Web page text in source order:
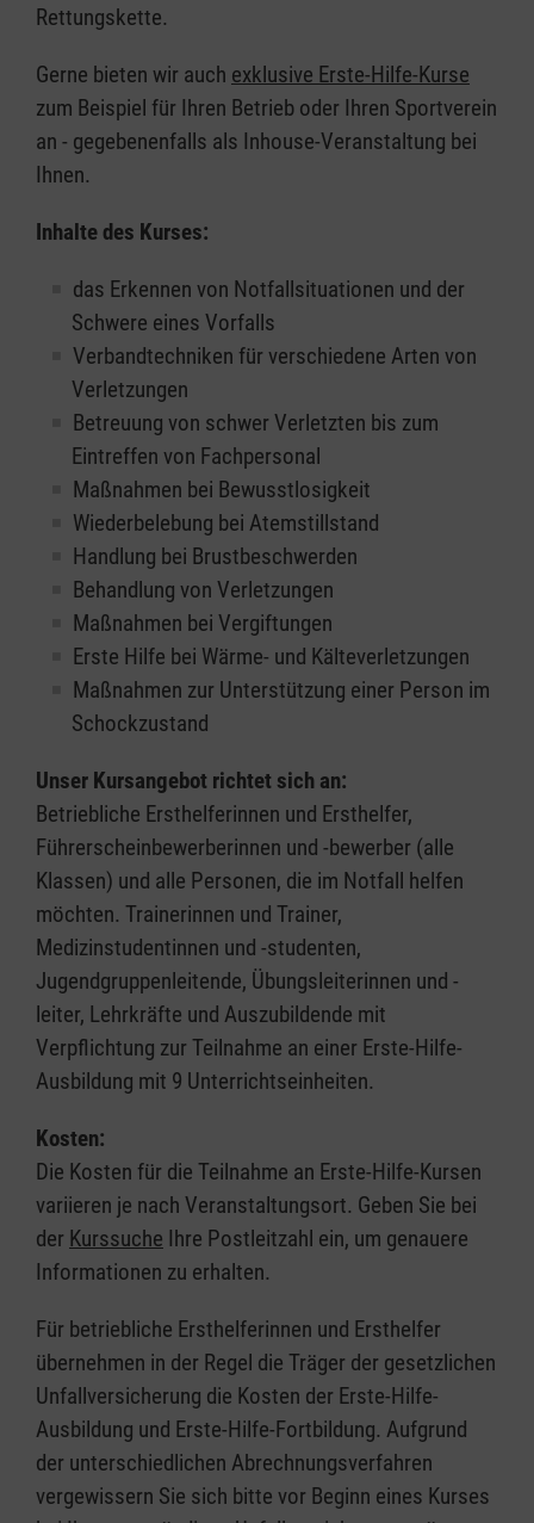
Rettungskette.
Gerne bieten wir auch exklusive Erste-Hilfe-Kurse
zum Beispiel für Ihren Betrieb oder Ihren Sportverein
an - gegebenenfalls als Inhouse-Veranstaltung bei
Ihnen.
Inhalte des Kurses:
das Erkennen von Notfallsituationen und der
Schwere eines Vorfalls
Verbandtechniken für verschiedene Arten von
Verletzungen
Betreuung von schwer Verletzten bis zum
Eintreffen von Fachpersonal
Maßnahmen bei Bewusstlosigkeit
Wiederbelebung bei Atemstillstand
Handlung bei Brustbeschwerden
Behandlung von Verletzungen
Maßnahmen bei Vergiftungen
Erste Hilfe bei Wärme- und Kälteverletzungen
Maßnahmen zur Unterstützung einer Person im
Schockzustand
Unser Kursangebot richtet sich an:
Betriebliche Ersthelferinnen und Ersthelfer,
Führerscheinbewerberinnen und -bewerber (alle
Klassen) und alle Personen, die im Notfall helfen
möchten. Trainerinnen und Trainer,
Medizinstudentinnen und -studenten,
Jugendgruppenleitende, Übungsleiterinnen und -
leiter, Lehrkräfte und Auszubildende mit
Verpflichtung zur Teilnahme an einer Erste-Hilfe-
Ausbildung mit 9 Unterrichtseinheiten.
Kosten:
Die Kosten für die Teilnahme an Erste-Hilfe-Kursen
variieren je nach Veranstaltungsort. Geben Sie bei
der Kurssuche Ihre Postleitzahl ein, um genauere
Informationen zu erhalten.
Für betriebliche Ersthelferinnen und Ersthelfer
übernehmen in der Regel die Träger der gesetzlichen
Unfallversicherung die Kosten der Erste-Hilfe-
Ausbildung und Erste-Hilfe-Fortbildung. Aufgrund
der unterschiedlichen Abrechnungsverfahren
vergewissern Sie sich bitte vor Beginn eines Kurses